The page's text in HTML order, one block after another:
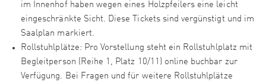
im Innenhof haben wegen eines Holzpfeilers eine leicht
eingeschränkte Sicht. Diese Tickets sind vergünstigt und im
Saalplan markiert.
Rollstuhlplätze: Pro Vorstellung steht ein Rollstuhlplatz mit
Begleitperson (Reihe 1, Platz 10/11) online buchbar zur
Verfügung. Bei Fragen und für weitere Rollstuhlplätze